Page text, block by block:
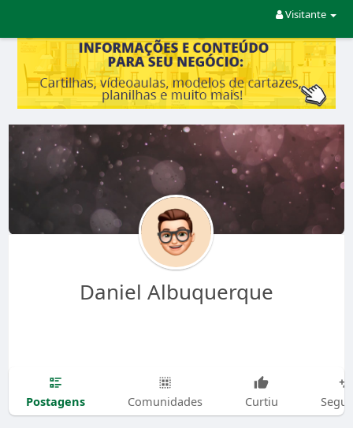
Visitante
Daniel Albuquerque
Postagens Comunidades Curtiu